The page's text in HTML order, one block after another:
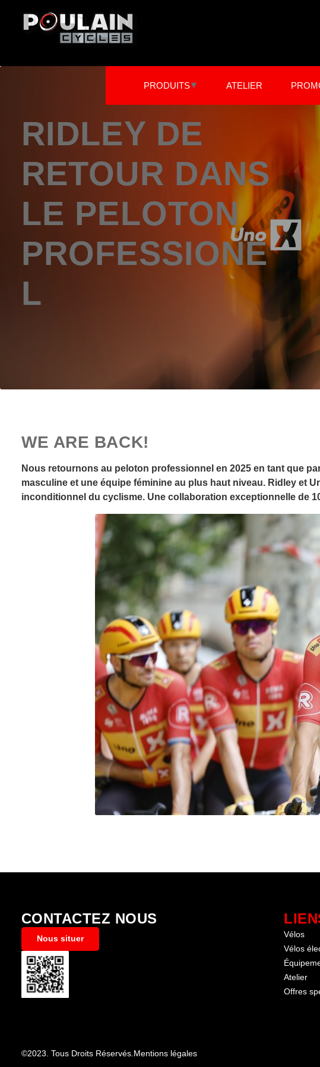
PRODUITS
Vélos
VTT
Gravel
Route
VTT Tout
VTT Semi Rigide
VTC / Ville
ATELIER
RIDLEY DE
RETOUR DANS
LE PELOTON
PROFESSIONE
L
WE ARE BACK!
Nous retournons au peloton professionnel en 2025 en tant que
masculine et une équipe féminine au plus haut niveau. Ridley et
inconditionnel du cyclisme. Une collaboration exceptionnelle de
CONTACTEZ NOUS
Nous situer
Vélos
Vélos
Atelier
Offres
©2023. Tous Droits Réservés. Mentions légales